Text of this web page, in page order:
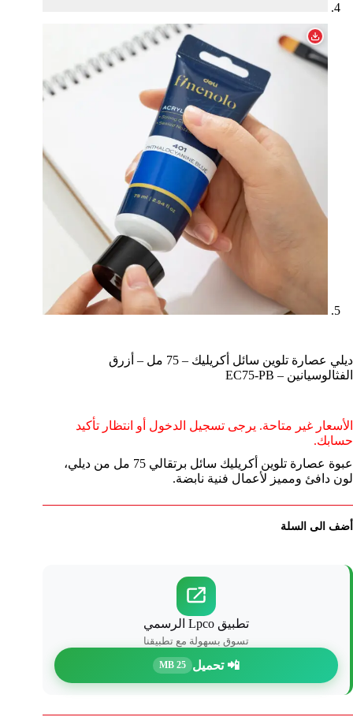
ديلي عصارة تلوين سائل أكريليك – 75 مل – أزرق
الفثالوسيانين – EC75-PB
الأسعار غير متاحة. يرجى تسجيل الدخول أو انتظار تأكيد
حسابك.
عبوة عصارة تلوين أكريليك سائل برتقالي 75 مل من ديلي،
لون دافئ ومميز لأعمال فنية نابضة.
أضف الى السلة
تطبيق Lpco الرسمي
تسوق بسهولة مع تطبيقنا
📲 تحميل 25 MB